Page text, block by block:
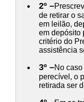
2º –
de retirar o
em leilão,
em depósito
critério do
assistência
3º –No
perecível, o
retirada ser